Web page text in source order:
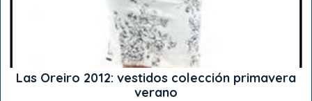
Las Oreiro 2012: vestidos colección primavera
verano